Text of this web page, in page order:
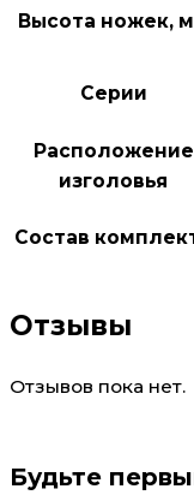
Высота ножек,
Серии
Расположение
изголовья
Состав
Отзывы
Отзывов пока нет.
Будьте